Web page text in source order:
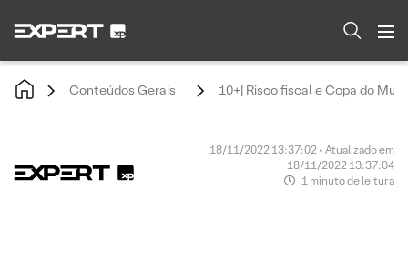
Conteúdos Gerais 10+| Risco fiscal e Copa do
18/11/2022 13:37:02 • Atualizado em
18/11/2022 13:37:04
1 minuto de leitura